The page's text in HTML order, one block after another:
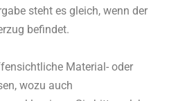
steht es gleich, wenn der
befindet.
Material- oder
wozu auch